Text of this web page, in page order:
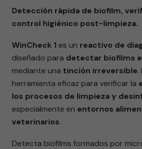
Detección rápida de biofilm,
control higiénico post-limpieza.
WinCheck 1 es un reactivo de
diseñado para detectar biofilms
mediante una tinción irreversible.
herramienta eficaz para verificar la
los procesos de limpieza y
especialmente en entornos
veterinarios.
Detecta biofilms formados por